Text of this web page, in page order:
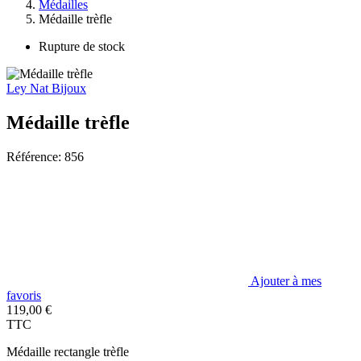
Médailles
Médaille trèfle
Rupture de stock
Ley Nat Bijoux
Médaille trèfle
Référence: 856
Ajouter à mes
favoris
119,00 €
TTC
Médaille rectangle trèfle